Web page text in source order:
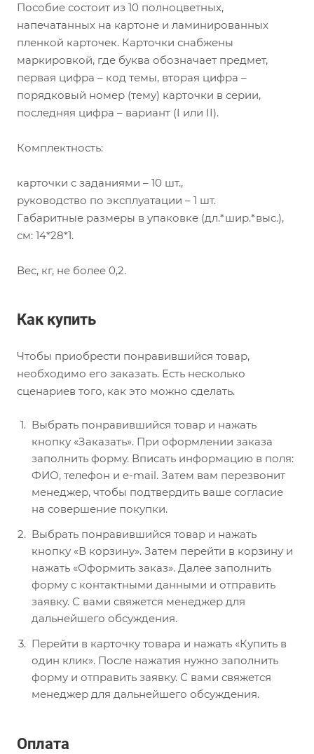
Пособие состоит из 10 полноцветных,
напечатанных на картоне и ламинированных
пленкой карточек. Карточки снабжены
маркировкой, где буква обозначает предмет,
первая цифра – код темы, вторая цифра –
порядковый номер (тему) карточки в серии,
последняя цифра – вариант (I или II).
Комплектность:
карточки с заданиями – 10 шт.,
руководство по эксплуатации – 1 шт.
Габаритные размеры в упаковке (дл.*шир.*выс.),
см: 14*28*1.
Вес, кг, не более 0,2.
Как купить
Чтобы приобрести понравившийся товар,
необходимо его заказать. Есть несколько
сценариев того, как это можно сделать.
Выбрать понравившийся товар и нажать
кнопку «Заказать». При оформлении заказа
заполнить форму. Вписать информацию в поля:
ФИО, телефон и e-mail. Затем вам перезвонит
менеджер, чтобы подтвердить ваше согласие
на совершение покупки.
Выбрать понравившийся товар и нажать
кнопку «В корзину». Затем перейти в корзину и
нажать «Оформить заказ». Далее заполнить
форму с контактными данными и отправить
заявку. С вами свяжется менеджер для
дальнейшего обсуждения.
Перейти в карточку товара и нажать «Купить в
один клик». После нажатия нужно заполнить
форму и отправить заявку. С вами свяжется
менеджер для дальнейшего обсуждения.
Оплата